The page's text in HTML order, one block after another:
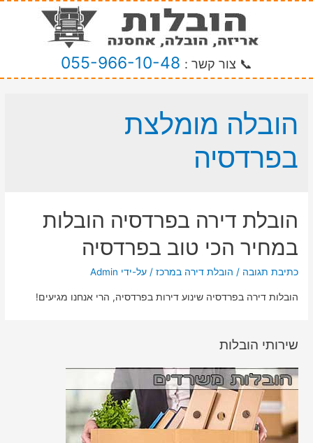
📞 צור קשר : 055-966-10-48
הובלה מומלצת
בפרדסיה
הובלת דירה בפרדסיה הובלות
במחיר הכי טוב בפרדסיה
כתיבת תגובה / הובלת דירה במרכז / על-ידי Admin
הובלות דירה בפרדסיה שינוע דירות בפרדסיה, הרי אנחנו מגיעים!
שירותי הובלות